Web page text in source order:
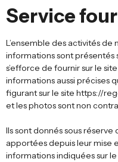
Service
L’ensemble des activités de
informations sont présentés
s’efforce de fournir sur le
informations aussi précises
figurant sur le site https://
et les photos sont non
Ils sont donnés sous
apportées depuis leur mise
informations indiquées sur